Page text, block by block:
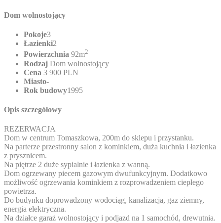
Dom wolnostojący
Pokoje3
Łazienki2
Powierzchnia 92m2
Rodzaj Dom wolnostojący
Cena 3 900 PLN
Miasto-
Rok budowy1995
Opis szczegółowy
REZERWACJA
Dom w centrum Tomaszkowa, 200m do sklepu i przystanku.
Na parterze przestronny salon z kominkiem, duża kuchnia i łazienka
z prysznicem.
Na piętrze 2 duże sypialnie i łazienka z wanną.
Dom ogrzewany piecem gazowym dwufunkcyjnym. Dodatkowo
możliwość ogrzewania kominkiem z rozprowadzeniem ciepłego
powietrza.
Do budynku doprowadzony wodociąg, kanalizacja, gaz ziemny,
energia elektryczna.
Na działce garaż wolnostojący i podjazd na 1 samochód, drewutnia.